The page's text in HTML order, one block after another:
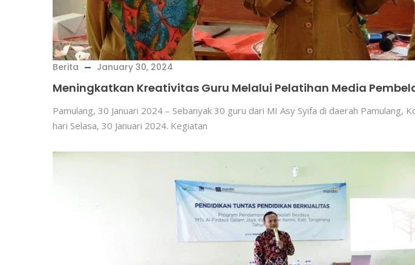
Berita January 30, 2024
Meningkatkan Kreativitas Guru Melalui Pelatihan Media
Pamulang, 30 Januari 2024 – Sebanyak 30 guru dari MI Asy Syifa di daerah
hari Selasa, 30 Januari 2024. Kegiatan